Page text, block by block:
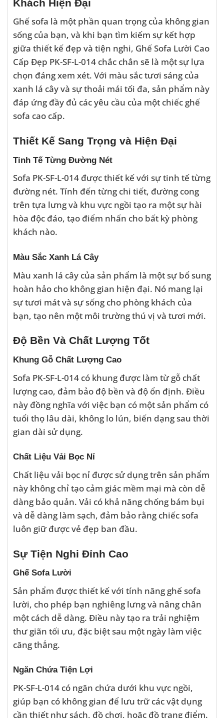
Khách Hiện Đại
Ghế sofa là một phần quan trọng của không gian
sống của bạn, và khi bạn tìm kiếm sự kết hợp
giữa thiết kế đẹp và tiện nghi, Ghế Sofa Lười Cao
Cấp Đẹp PK-SF-L-014 chắc chắn sẽ là một sự lựa
chọn đáng xem xét. Với màu sắc tươi sáng của
xanh lá cây và sự thoải mái tối đa, sản phẩm này
đáp ứng đầy đủ các yêu cầu của một chiếc ghế
sofa cao cấp.
Thiết Kế Sang Trọng và Hiện Đại
Tinh Tế Từng Đường Nét
Sofa PK-SF-L-014 được thiết kế với sự tinh tế từng
đường nét. Tính đến từng chi tiết, đường cong
trên tựa lưng và khu vực ngồi tạo ra một sự hài
hòa độc đáo, tạo điểm nhấn cho bất kỳ phòng
khách nào.
Màu Sắc Xanh Lá Cây
Màu xanh lá cây của sản phẩm là một sự bổ sung
hoàn hảo cho không gian hiện đại. Nó mang lại
sự tươi mát và sự sống cho phòng khách của
bạn, tạo nên một môi trường thú vị và tươi mới.
Độ Bền Và Chất Lượng Tốt
Khung Gỗ Chất Lượng Cao
Sofa PK-SF-L-014 có khung được làm từ gỗ chất
lượng cao, đảm bảo độ bền và độ ổn định. Điều
này đồng nghĩa với việc bạn có một sản phẩm có
tuổi thọ lâu dài, không lo lún, biến dạng sau thời
gian dài sử dụng.
Chất Liệu Vải Bọc Nỉ
Chất liệu vải bọc nỉ được sử dụng trên sản phẩm
này không chỉ tạo cảm giác mềm mại mà còn dễ
dàng bảo quản. Vải có khả năng chống bám bụi
và dễ dàng làm sạch, đảm bảo rằng chiếc sofa
luôn giữ được vẻ đẹp ban đầu.
Sự Tiện Nghi Đỉnh Cao
Ghế Sofa Lười
Sản phẩm được thiết kế với tính năng ghế sofa
lười, cho phép bạn nghiêng lưng và nâng chân
một cách dễ dàng. Điều này tạo ra trải nghiệm
thư giãn tối ưu, đặc biệt sau một ngày làm việc
căng thẳng.
Ngăn Chứa Tiện Lợi
PK-SF-L-014 có ngăn chứa dưới khu vực ngồi,
giúp bạn có không gian để lưu trữ các vật dụng
cần thiết như sách, đồ chơi, hoặc đồ trang điểm.